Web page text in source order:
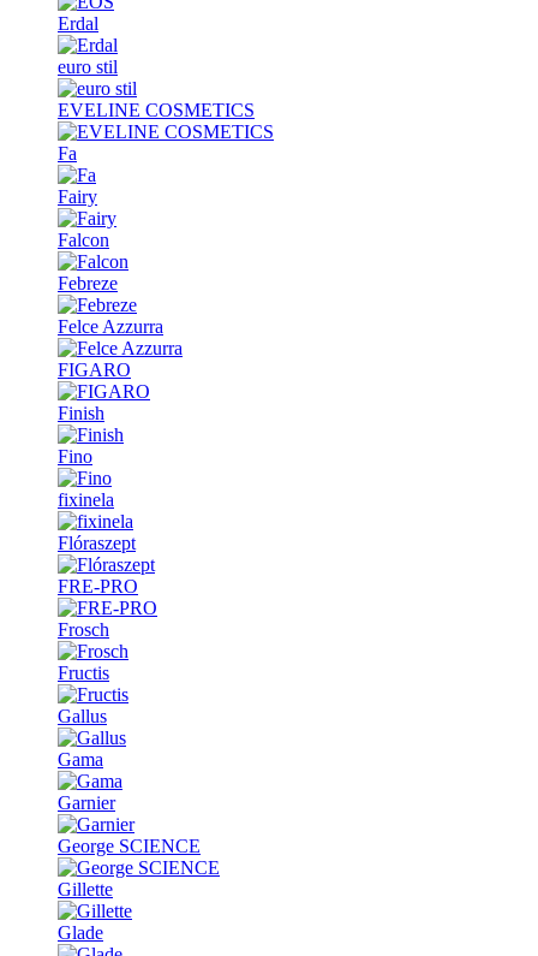
Erdal
euro stil
EVELINE COSMETICS
Fa
Fairy
Falcon
Febreze
Felce Azzurra
FIGARO
Finish
Fino
fixinela
Flóraszept
FRE-PRO
Frosch
Fructis
Gallus
Gama
Garnier
George SCIENCE
Gillette
Glade